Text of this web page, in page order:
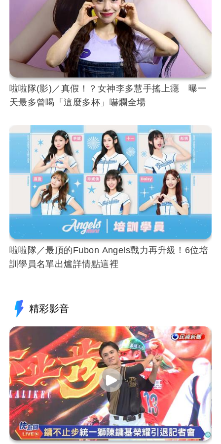
啦啦隊(影)／真假！？女神李多慧手搖上癮 曝一
天最多曾喝「這麼多杯」嚇爛全場
啦啦隊／最頂的Fubon Angels戰力再升級！6位培
訓學員名單出爐詳情點這裡
精彩影音